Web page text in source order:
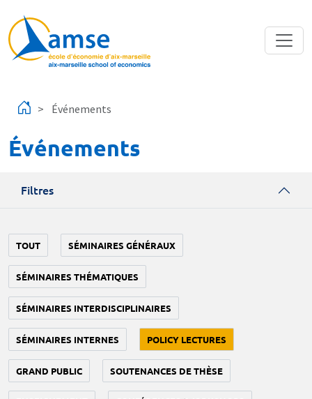
Événements
Événements
Filtres
TOUT SÉMINAIRES GÉNÉRAUX
SÉMINAIRES THÉMATIQUES
SÉMINAIRES INTERDISCIPLINAIRES
SÉMINAIRES INTERNES POLICY LECTURES
GRAND PUBLIC SOUTENANCES DE THÈSE